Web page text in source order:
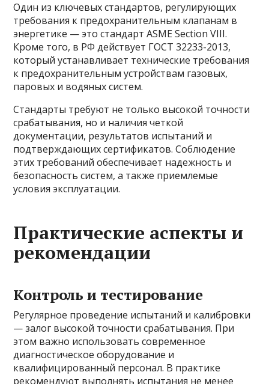
Один из ключевых стандартов, регулирующих
требования к предохранительным клапанам в
энергетике — это стандарт ASME Section VIII.
Кроме того, в РФ действует ГОСТ 32233-2013,
который устанавливает технические требования
к предохранительным устройствам газовых,
паровых и водяных систем.
Стандарты требуют не только высокой точности
срабатывания, но и наличия четкой
документации, результатов испытаний и
подтверждающих сертификатов. Соблюдение
этих требований обеспечивает надежность и
безопасность систем, а также приемлемые
условия эксплуатации.
Практические аспекты и
рекомендации
Контроль и тестирование
Регулярное проведение испытаний и калибровки
— залог высокой точности срабатывания. При
этом важно использовать современное
диагностическое оборудование и
квалифицированный персонал. В практике
рекомендуют выполнять испытания не менее